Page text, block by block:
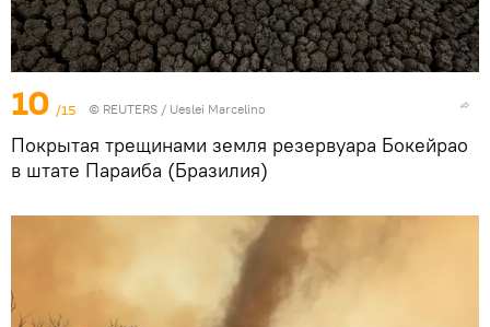
10 /15 © REUTERS / Ueslei Marcelino
Покрытая трещинами земля резервуара Бокейрао
в штате Параиба (Бразилия)